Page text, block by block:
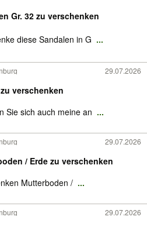
Gr. 32 zu verschenken
diese Sandalen in G ...
29.07.2026
verschenken
Sie sich auch meine an ...
29.07.2026
/ Erde zu verschenken
Mutterboden / ...
29.07.2026